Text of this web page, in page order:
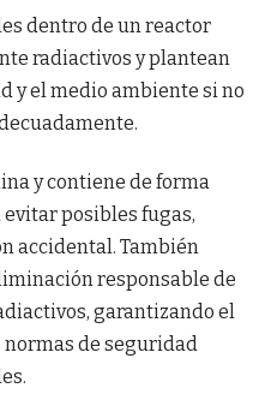
dentro de un reactor
radiactivos y plantean
y el medio ambiente si no
y contiene de forma
posibles fugas,
accidental. También
responsable de
garantizando el
de seguridad